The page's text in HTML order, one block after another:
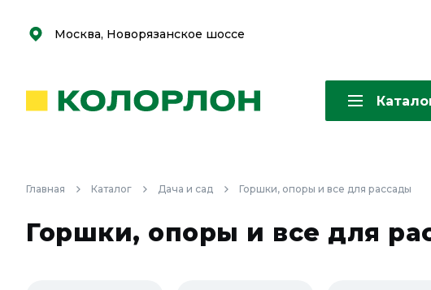
Скоро
Скоро
Москва, Новорязанское шоссе
Главная Каталог Дача и сад Горшки, опоры и все для рассады
Горшки, опоры и все для